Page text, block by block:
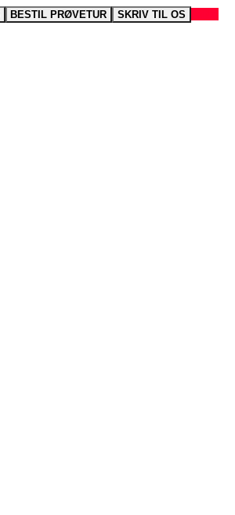
BESTIL PRØVETUR SKRIV TIL OS